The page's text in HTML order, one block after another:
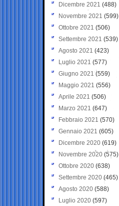
Dicembre 2021 (488)
Novembre 2021 (599)
Ottobre 2021 (506)
Settembre 2021 (539)
Agosto 2021 (423)
Luglio 2021 (577)
Giugno 2021(559)
Maggio 2021 (556)
Aprile 2021 (506)
Marzo 2021 (647)
Febbraio 2021 (570)
Gennaio 2021 (605)
Dicembre 2020 (619)
Novembre 2020 (575)
Ottobre 2020 (638)
Settembre 2020(465)
Agosto 2020 (588)
Luglio 2020 (597)